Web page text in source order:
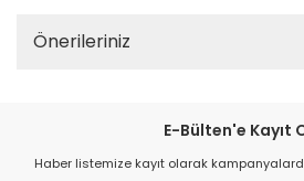
Önerileriniz
E-Bülten'e Kayıt
Haber listemize kayıt olarak